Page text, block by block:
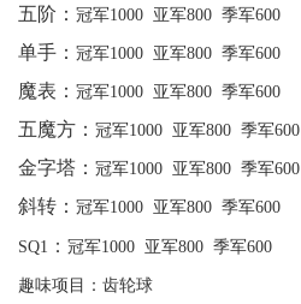
五阶： 冠军1000 亚军800 季军600
单手： 冠军1000 亚军800 季军600
魔表： 冠军1000 亚军800 季军600
五魔方： 冠军1000 亚军800 季军600
金字塔： 冠军1000 亚军800 季军600
斜转： 冠军1000 亚军800 季军600
SQ1 ： 冠军1000 亚军800 季军600
趣味项目：齿轮球